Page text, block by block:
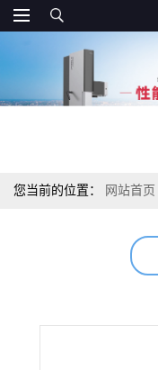
您当前的位置： 网站首页